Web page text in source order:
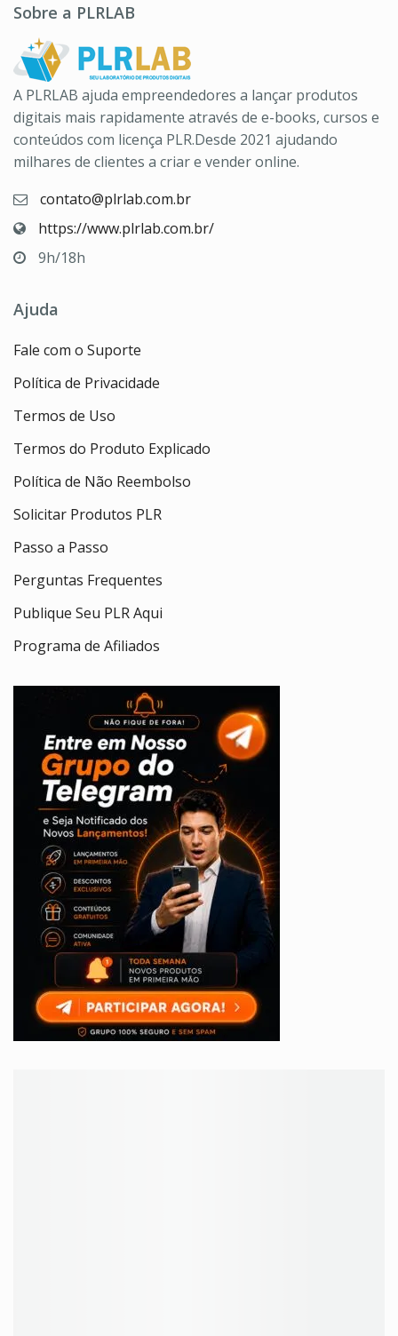
Sobre a PLRLAB
A PLRLAB ajuda empreendedores a lançar produtos
digitais mais rapidamente através de e-books, cursos e
conteúdos com licença PLR.Desde 2021 ajudando
milhares de clientes a criar e vender online.
contato@plrlab.com.br
https://www.plrlab.com.br/
9h/18h
Ajuda
Fale com o Suporte
Política de Privacidade
Termos de Uso
Termos do Produto Explicado
Política de Não Reembolso
Solicitar Produtos PLR
Passo a Passo
Perguntas Frequentes
Publique Seu PLR Aqui
Programa de Afiliados